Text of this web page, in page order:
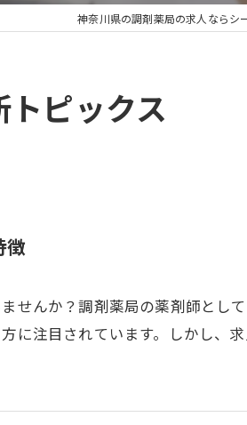
神奈川県の調剤薬局の求人ならシ
ピックス
徴
せんか？調剤薬局の薬剤師とし
に注目されています。しかし、